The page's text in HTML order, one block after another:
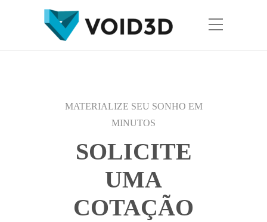
MATERIALIZE SEU SONHO EM
MINUTOS
SOLICITE
UMA
COTAÇÃO